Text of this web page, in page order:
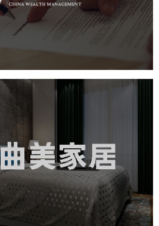
网站 网页设计 业务系统
美家居
电商网站 社区网站
微商城
IT平台整体解决方案